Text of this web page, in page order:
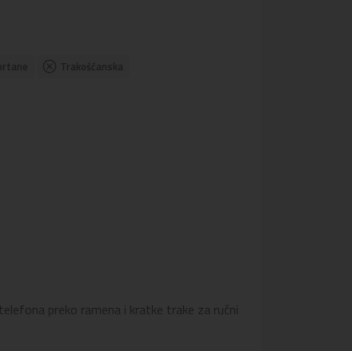
preko ramena i kratke trake za ručni